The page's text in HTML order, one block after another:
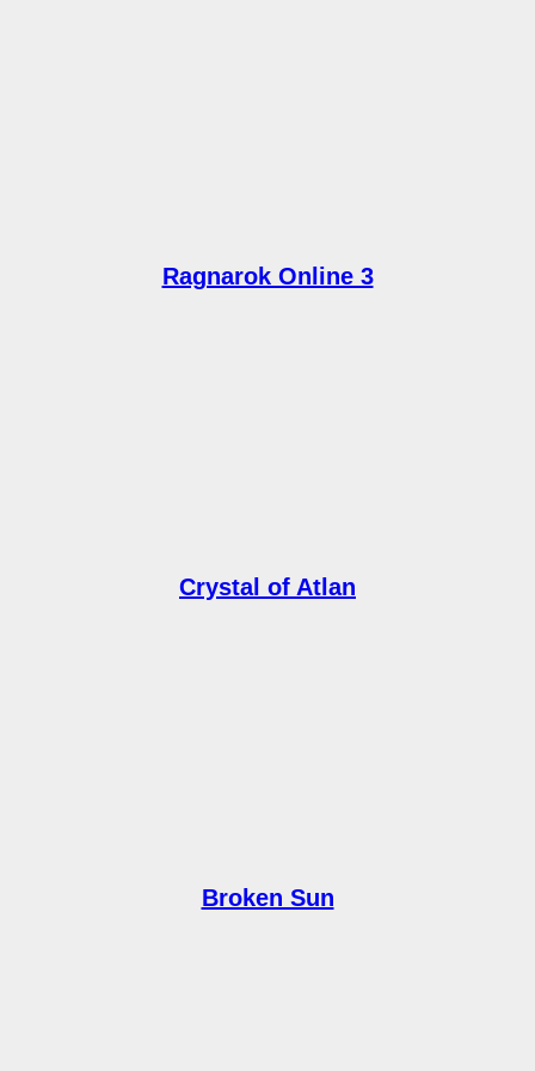
Ragnarok Online 3
Crystal of Atlan
Broken Sun